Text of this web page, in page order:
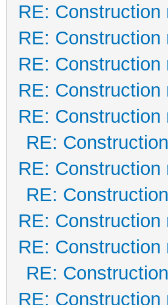
RE:
RE:
RE:
RE:
RE:
RE:
RE:
RE:
RE:
RE:
RE:
RE: